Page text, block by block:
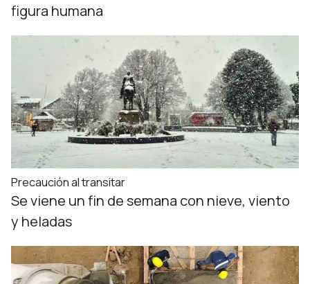
figura humana
Precaución al transitar
Se viene un fin de semana con nieve, viento
y heladas